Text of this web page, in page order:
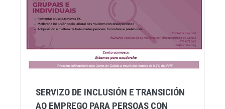
SERVIZO DE INCLUSIÓN E TRANSICIÓN
AO EMPREGO PARA PERSOAS CON